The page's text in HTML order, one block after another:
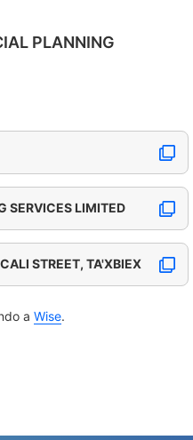
PLANNING
SERVICES LIMITED
STREET, TA'XBIEX
a Wise.